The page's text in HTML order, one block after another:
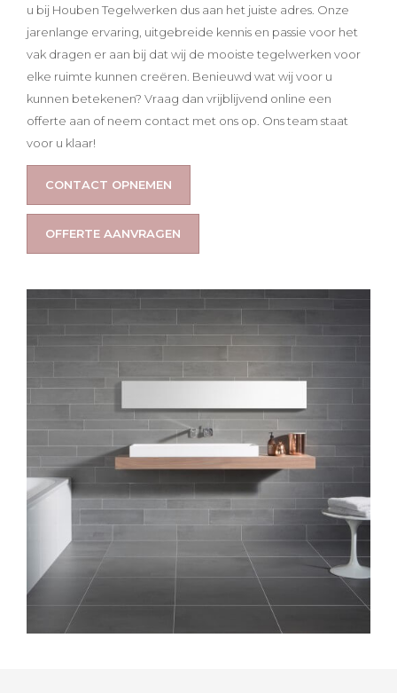
u bij Houben Tegelwerken dus aan het juiste adres. Onze
jarenlange ervaring, uitgebreide kennis en passie voor het
vak dragen er aan bij dat wij de mooiste tegelwerken voor
elke ruimte kunnen creëren. Benieuwd wat wij voor u
kunnen betekenen? Vraag dan vrijblijvend online een
offerte aan of neem contact met ons op. Ons team staat
voor u klaar!
CONTACT OPNEMEN
OFFERTE AANVRAGEN